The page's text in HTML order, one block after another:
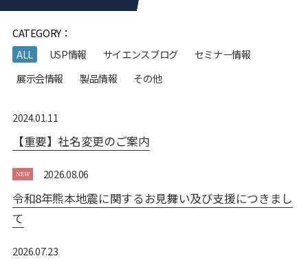
CATEGORY：
ALL
USP情報 サイエンスブログ
セミナー情報
展⽰会情報
製品情報 その他
2024.01.11
【重要】社名変更のご案内
2026.08.06
令和8年熊本地震に関するお見舞い及び支援につきまし
て
2026.07.23